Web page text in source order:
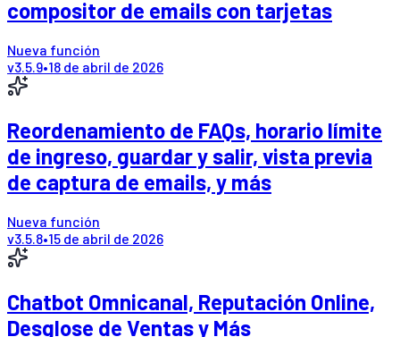
compositor de emails con tarjetas
Nueva función
v3.5.9•18 de abril de 2026
Reordenamiento de FAQs, horario límite
de ingreso, guardar y salir, vista previa
de captura de emails, y más
Nueva función
v3.5.8•15 de abril de 2026
Chatbot Omnicanal, Reputación Online,
Desglose de Ventas y Más